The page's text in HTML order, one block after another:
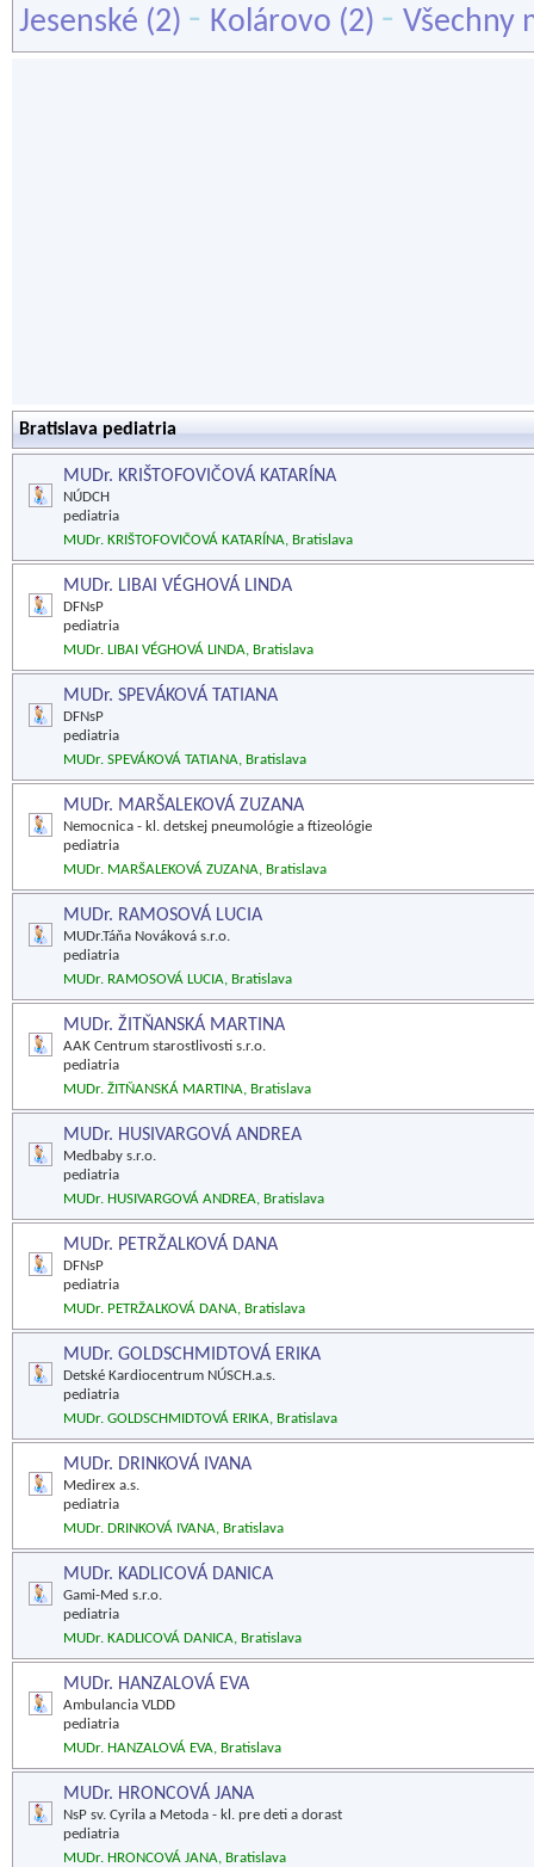
Jesenské (2) - Kolárovo (2) - Všechny
Bratislava pediatria
MUDr. KRIŠTOFOVIČOVÁ KATARÍNA
NÚDCH
pediatria
MUDr. KRIŠTOFOVIČOVÁ KATARÍNA, Bratislava
MUDr. LIBAI VÉGHOVÁ LINDA
DFNsP
pediatria
MUDr. LIBAI VÉGHOVÁ LINDA, Bratislava
MUDr. SPEVÁKOVÁ TATIANA
DFNsP
pediatria
MUDr. SPEVÁKOVÁ TATIANA, Bratislava
MUDr. MARŠALEKOVÁ ZUZANA
Nemocnica - kl. detskej pneumológie a ftizeológie
pediatria
MUDr. MARŠALEKOVÁ ZUZANA, Bratislava
MUDr. RAMOSOVÁ LUCIA
MUDr.Táňa Nováková s.r.o.
pediatria
MUDr. RAMOSOVÁ LUCIA, Bratislava
MUDr. ŽITŇANSKÁ MARTINA
AAK Centrum starostlivosti s.r.o.
pediatria
MUDr. ŽITŇANSKÁ MARTINA, Bratislava
MUDr. HUSIVARGOVÁ ANDREA
Medbaby s.r.o.
pediatria
MUDr. HUSIVARGOVÁ ANDREA, Bratislava
MUDr. PETRŽALKOVÁ DANA
DFNsP
pediatria
MUDr. PETRŽALKOVÁ DANA, Bratislava
MUDr. GOLDSCHMIDTOVÁ ERIKA
Detské Kardiocentrum NÚSCH.a.s.
pediatria
MUDr. GOLDSCHMIDTOVÁ ERIKA, Bratislava
MUDr. DRINKOVÁ IVANA
Medirex a.s.
pediatria
MUDr. DRINKOVÁ IVANA, Bratislava
MUDr. KADLICOVÁ DANICA
Gami-Med s.r.o.
pediatria
MUDr. KADLICOVÁ DANICA, Bratislava
MUDr. HANZALOVÁ EVA
Ambulancia VLDD
pediatria
MUDr. HANZALOVÁ EVA, Bratislava
MUDr. HRONCOVÁ JANA
NsP sv. Cyrila a Metoda - kl. pre deti a dorast
pediatria
MUDr. HRONCOVÁ JANA, Bratislava